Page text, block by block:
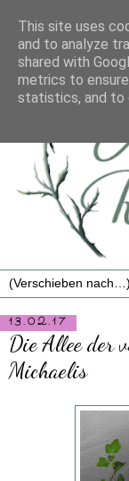
13.02.17
Die Allee der
Michaelis
This site uses
and to analyze
shared with
metrics to
statistics, and to